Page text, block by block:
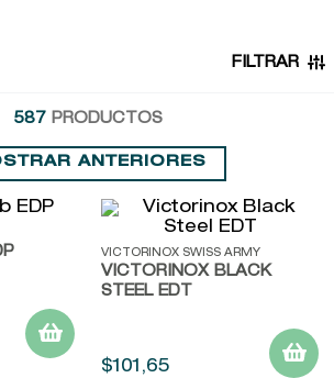
FILTRAR
587 PRODUCTOS
ANTERIORES
VICTORINOX SWISS ARMY
VICTORINOX BLACK
STEEL EDT
$101 ,65